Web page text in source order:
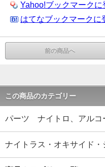
Yahoo!ブックマークに
はてなブックマークに
前の商品へ
この商品のカテゴリー
パーツ ナイトロ、アルコ
ナイトラス・オキサイド